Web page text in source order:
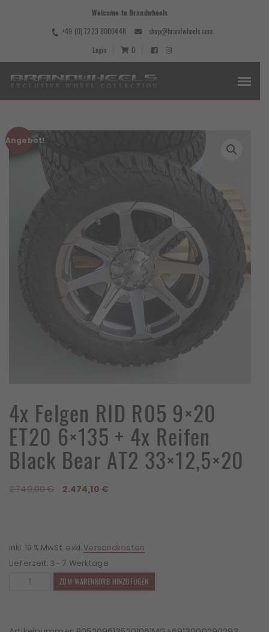
Welcome to Brandwheels
+49 (0) 7223 8000448
shop@brandwheels.com
Login
0
Angebot!
4x Felgen RID R05 9×20
ET20 6×135 + 4x Reifen
Black Bear AT2 33×12,5×20
2.749,00€
Ursprünglicher
2.474,10 €Aktueller
inkl. 19 % MwSt. exkl.Versandkosten
Lieferzeit: 3 - 7 Werktage
9x20
ZUM WARENKORB HINZUFÜGEN